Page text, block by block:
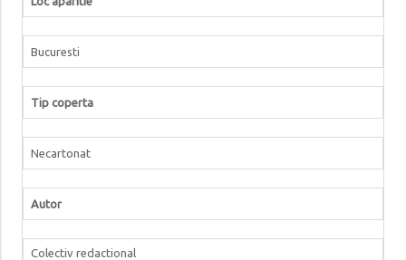
Bucuresti
Tip coperta
Necartonat
Autor
Colectiv redactional